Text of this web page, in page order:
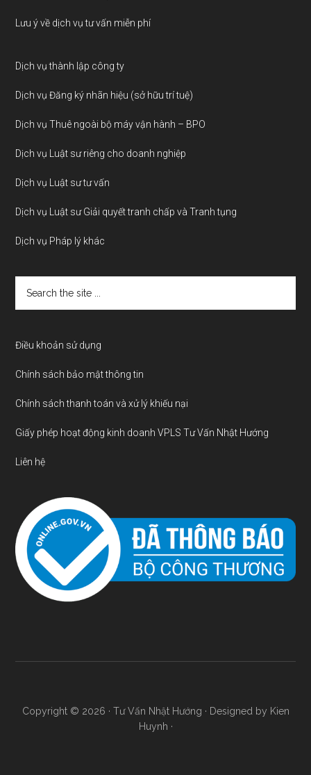
Lưu ý về dịch vụ tư vấn miễn phí
Dịch vụ thành lập công ty
Dịch vụ Đăng ký nhãn hiệu (sở hữu trí tuệ)
Dịch vụ Thuê ngoài bộ máy vận hành – BPO
Dịch vụ Luật sư riêng cho doanh nghiệp
Dịch vụ Luật sư tư vấn
Dịch vụ Luật sư Giải quyết tranh chấp và Tranh tụng
Dịch vụ Pháp lý khác
the
Điều khoản sử dụng
Chính sách bảo mật thông tin
Chính sách thanh toán và xử lý khiếu nại
Giấy phép hoạt động kinh doanh VPLS Tư Vấn Nhật Hướng
Liên hệ
Copyright © 2026 · Tư Vấn Nhật Hướng · Designed by Kien
Huynh ·